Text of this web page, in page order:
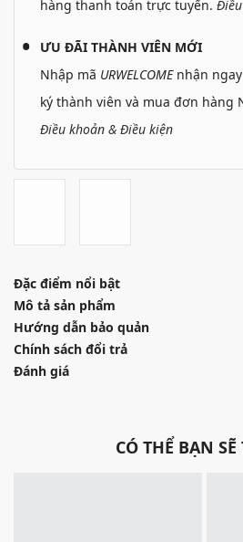
hàng thanh toán trực tuyến.
ƯU ĐÃI THÀNH VIÊN MỚI
Nhập mã URWELCOMEnhận ngay
ký thành viên và mua đơn hàng
Điều khoản & Điều kiện
Đặc điểm nổi bật
Mô tả sản phẩm
Hướng dẫn bảo quản
Chính sách đổi trả
Đánh giá
CÓ THỂ BẠN